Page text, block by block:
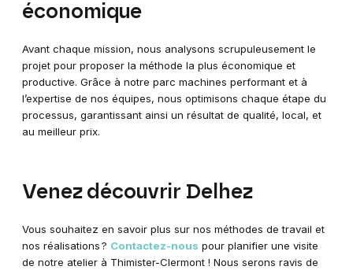
économique
Avant chaque mission, nous analysons scrupuleusement le
projet pour proposer la méthode la plus économique et
productive. Grâce à notre parc machines performant et à
l’expertise de nos équipes, nous optimisons chaque étape du
processus, garantissant ainsi un résultat de qualité, local, et
au meilleur prix.
Venez découvrir Delhez
Vous souhaitez en savoir plus sur nos méthodes de travail et
nos réalisations ? Contactez-nous pour planifier une visite
de notre atelier à Thimister-Clermont ! Nous serons ravis de